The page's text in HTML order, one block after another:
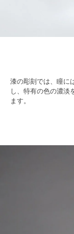
漆の彫刻では、瞳に
し、特有の色の濃淡
ます。